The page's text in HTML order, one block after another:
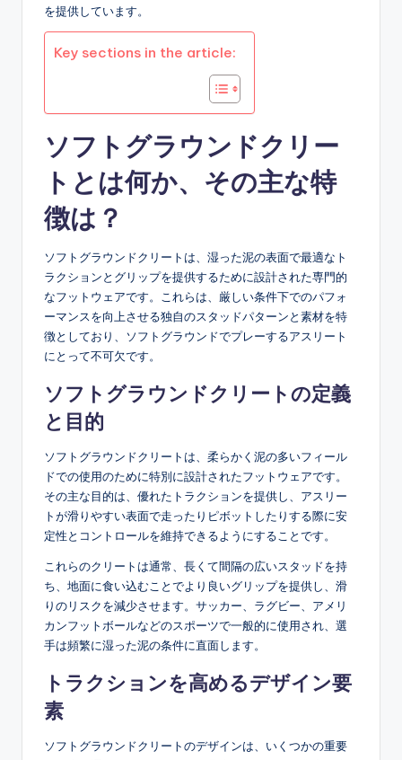
を提供しています。
Key sections in the article:
ソフトグラウンドクリー
トとは何か、その主な特
徴は？
ソフトグラウンドクリートは、湿った泥の表面で最適なト
ラクションとグリップを提供するために設計された専門的
なフットウェアです。これらは、厳しい条件下でのパフォ
ーマンスを向上させる独自のスタッドパターンと素材を特
徴としており、ソフトグラウンドでプレーするアスリート
にとって不可欠です。
ソフトグラウンドクリートの定義
と目的
ソフトグラウンドクリートは、柔らかく泥の多いフィール
ドでの使用のために特別に設計されたフットウェアです。
その主な目的は、優れたトラクションを提供し、アスリー
トが滑りやすい表面で走ったりピボットしたりする際に安
定性とコントロールを維持できるようにすることです。
これらのクリートは通常、長くて間隔の広いスタッドを持
ち、地面に食い込むことでより良いグリップを提供し、滑
りのリスクを減少させます。サッカー、ラグビー、アメリ
カンフットボールなどのスポーツで一般的に使用され、選
手は頻繁に湿った泥の条件に直面します。
トラクションを高めるデザイン要
素
ソフトグラウンドクリートのデザインは、いくつかの重要